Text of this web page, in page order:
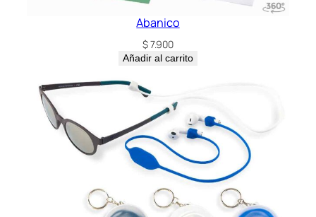
Abanico
$7.900
Añadir al carrito